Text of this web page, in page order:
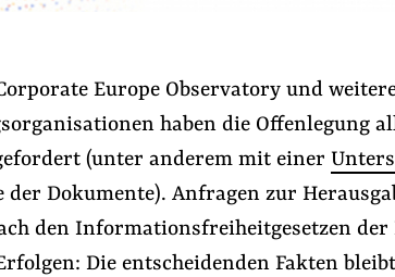
Europe Observatory und
haben die Offenlegung
(unter anderem mit einer
der Dokumente). Anfragen zur
den Informationsfreiheitgesetzen
Die entscheidenden Fakten